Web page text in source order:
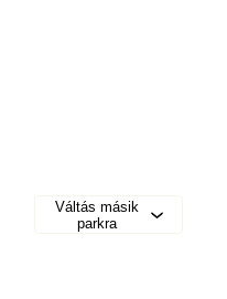
Váltás másik
parkra